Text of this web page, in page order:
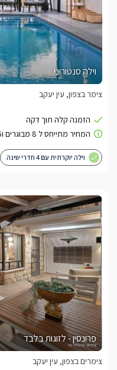
וילה סנטוריני
צימר בצפון, עין יעקב
וילה יוקרתית עם 4 חדרי שינה
פרונסין - לזוגות בלבד
צימרים בצפון, עין יעקב